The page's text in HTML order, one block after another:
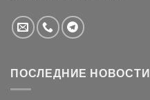
ПОСЛЕДНИЕ НОВОСТИ